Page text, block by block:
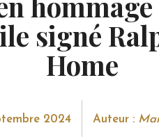
signé
Home
2024 Auteur :